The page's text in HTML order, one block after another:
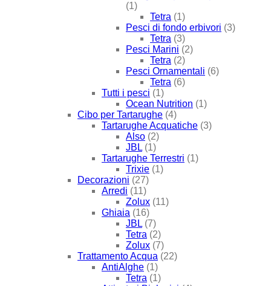
(1)
Tetra (1)
Pesci di fondo erbivori (3)
Tetra (3)
Pesci Marini (2)
Tetra (2)
Pesci Ornamentali (6)
Tetra (6)
Tutti i pesci (1)
Ocean Nutrition (1)
Cibo per Tartarughe (4)
Tartarughe Acquatiche (3)
Also (2)
JBL (1)
Tartarughe Terrestri (1)
Trixie (1)
Decorazioni (27)
Arredi (11)
Zolux (11)
Ghiaia (16)
JBL (7)
Tetra (2)
Zolux (7)
Trattamento Acqua (22)
AntiAlghe (1)
Tetra (1)